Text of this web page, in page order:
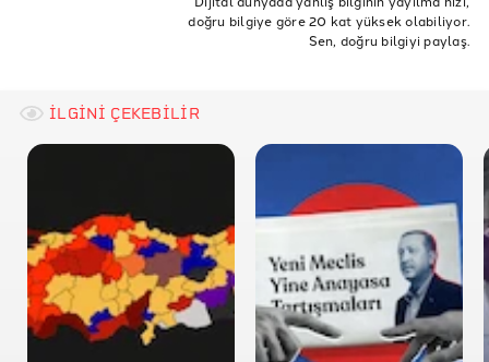
babacan deva partisi
doğru bilgiye göre 20 kat yüksek olabiliyor.
Sen, doğru bilgiyi paylaş.
İLGİNİ ÇEKEBİLİR